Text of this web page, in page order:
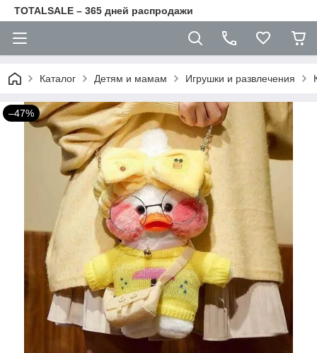
TOTALSALE – 365 дней распродажи
Каталог Детям и мамам Игрушки и развлечения
–47%